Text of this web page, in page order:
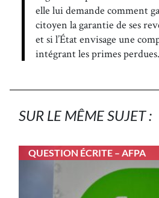
elle lui demande comment
citoyen la garantie de ses
et si l’État envisage une
intégrant les primes perdues.
SUR LE MÊME SUJET :
QUESTION ÉCRITE – AFPA